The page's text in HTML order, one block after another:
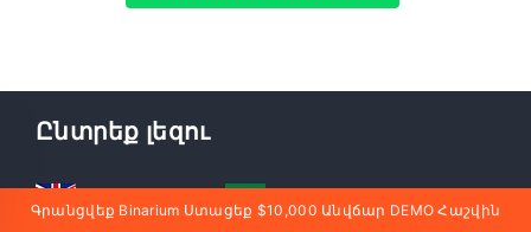
Ընտրեք լեզու
English العربيّة
Գրանցվեք Binarium Ստացեք $10,000 Անվճար DEMO Հաշվին